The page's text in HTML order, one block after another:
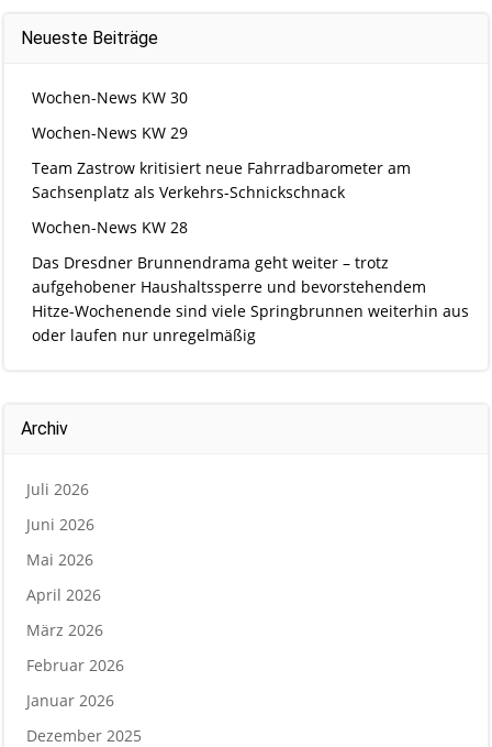
Neueste Beiträge
Wochen-News KW 30
Wochen-News KW 29
Team Zastrow kritisiert neue Fahrradbarometer am
Sachsenplatz als Verkehrs-Schnickschnack
Wochen-News KW 28
Das Dresdner Brunnendrama geht weiter – trotz
aufgehobener Haushaltssperre und bevorstehendem
Hitze-Wochenende sind viele Springbrunnen weiterhin aus
oder laufen nur unregelmäßig
Archiv
Juli 2026
Juni 2026
Mai 2026
April 2026
März 2026
Februar 2026
Januar 2026
Dezember 2025